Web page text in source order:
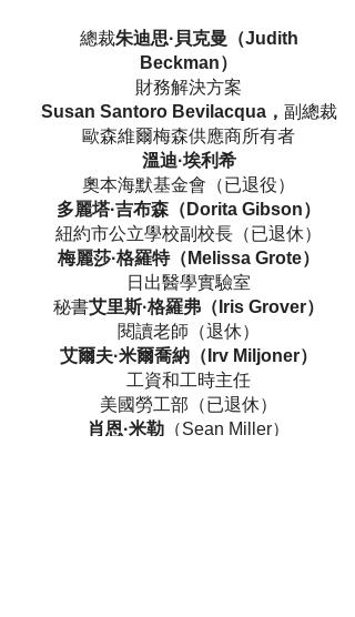
總裁朱迪思·貝克曼（Judith
Beckman）
財務解決方案
Susan Santoro Bevilacqua， 副總裁
歐森維爾梅森供應商所有者
溫迪·埃利希
奧本海默基金會（已退役）
多麗塔·吉布森（Dorita Gibson）
紐約市公立學校副校長（已退休）
梅麗莎·格羅特（Melissa Grote）
日出醫學實驗室
秘書艾里斯·格羅弗（Iris Grover）
閱讀老師（退休）
艾爾夫·米爾喬納（Irv Miljoner）
工資和工時主任
美國勞工部（已退休）
肖恩·米勒 （Sean Miller）